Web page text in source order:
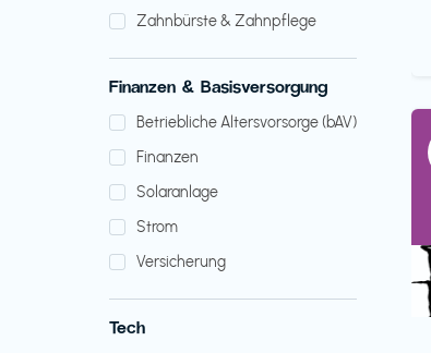
Zahnbürste & Zahnpflege
Finanzen & Basisversorgung
Betriebliche Altersvorsorge (bAV)
Finanzen
Solaranlage
Strom
Versicherung
Tech